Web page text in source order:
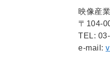
映像産
〒104-
TEL:
e-mail: